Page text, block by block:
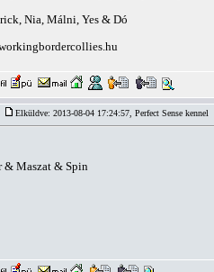
Nia, Málni, Yes & Dó
Elküldve: 2013-08-04 17:24:57, Perfect Sense kennel
& Maszat & Spin